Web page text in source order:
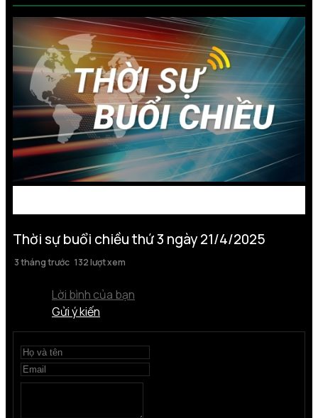
Thời sự buổi chiều thứ 3 ngày 21/4/2025
3 tháng trước 132 lượt xem
Lời bình của bạn
Gửi ý kiến